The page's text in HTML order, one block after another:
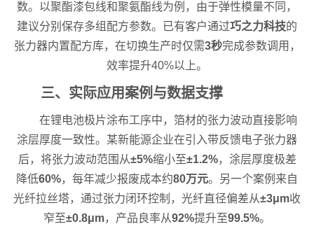
数。以聚酯漆包线和聚氨酯线为例，由于弹性模量不同，
建议分别保存多组配方参数。已有客户通过巧之力科技的
张力器内置配方库，在切换生产时仅需3秒完成参数调用，
效率提升40%以上。
三、实际应用案例与数据支撑
在锂电池极片涂布工序中，箔材的张力波动直接影响
涂层厚度一致性。某新能源企业在引入带反馈电子张力器
后，将张力波动范围从±5%缩小至±1.2%，涂层厚度极差
降低60%，每年减少报废成本约80万元。另一个案例来自
光纤拉丝塔，通过张力闭环控制，光纤直径偏差从±3μm收
窄至±0.8μm，产品良率从92%提升至99.5%。